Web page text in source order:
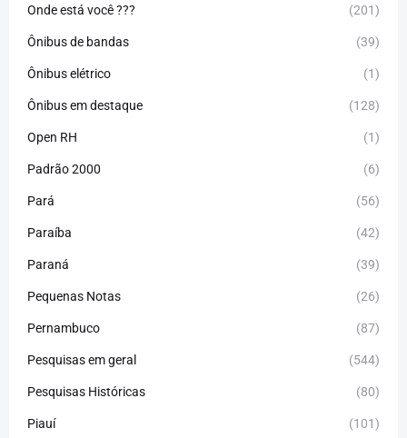
Onde está você ??? (201)
Ônibus de bandas (39)
Ônibus elétrico (1)
Ônibus em destaque (128)
Open RH (1)
Padrão 2000 (6)
Pará (56)
Paraíba (42)
Paraná (39)
Pequenas Notas (26)
Pernambuco (87)
Pesquisas em geral (544)
Pesquisas Históricas (80)
Piauí (101)